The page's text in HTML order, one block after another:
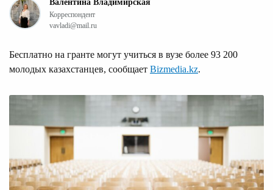
Валентина Владимирская
Корреспондент
vavladi@mail.ru
Бесплатно на гранте могут учиться в вузе более 93 200
молодых казахстанцев, сообщает Bizmedia.kz.